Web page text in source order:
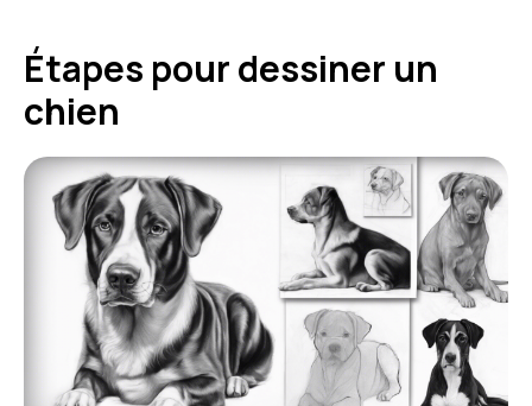
Étapes pour dessiner un
chien